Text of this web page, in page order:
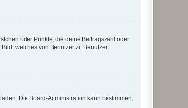
oder Punkte, die deine Beitragszahl oder
welches von Benutzer zu Benutzer
Die Board-Administration kann bestimmen,